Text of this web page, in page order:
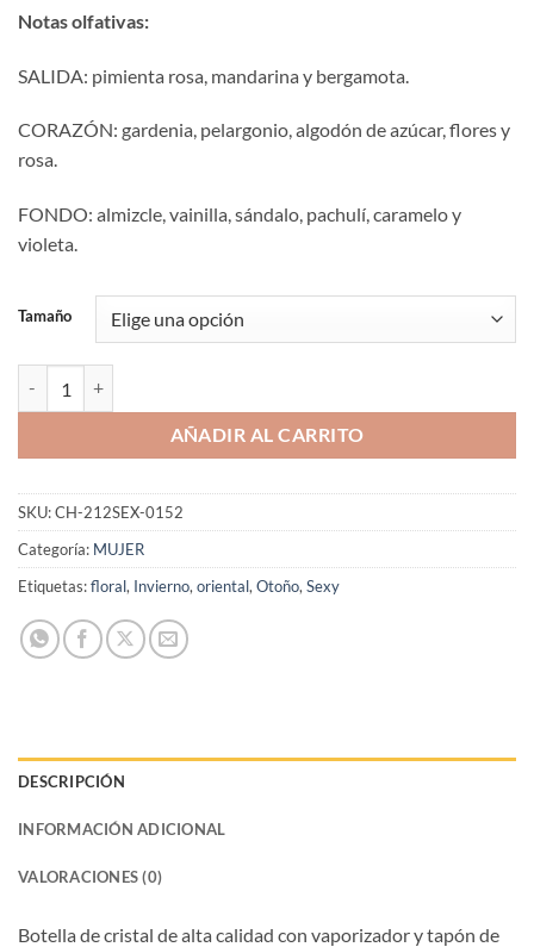
Notas olfativas:
SALIDA: pimienta rosa, mandarina y bergamota.
CORAZÓN: gardenia, pelargonio, algodón de azúcar, flores y
rosa.
FONDO: almizcle, vainilla, sándalo, pachulí, caramelo y
violeta.
Tamaño
AÑADIR AL CARRITO
SKU:CH-212SEX-0152
Categoría: MUJER
Etiquetas:floral, Invierno, oriental, Otoño, Sexy
DESCRIPCIÓN
INFORMACIÓN ADICIONAL
VALORACIONES (0)
Botella de cristal de alta calidad con vaporizador y tapón de